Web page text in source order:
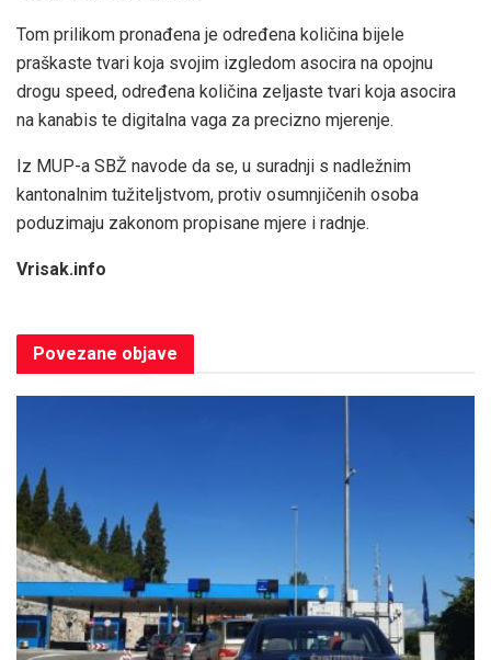
Tom prilikom pronađena je određena količina bijele
praškaste tvari koja svojim izgledom asocira na opojnu
drogu speed, određena količina zeljaste tvari koja asocira
na kanabis te digitalna vaga za precizno mjerenje.
Iz MUP-a SBŽ navode da se, u suradnji s nadležnim
kantonalnim tužiteljstvom, protiv osumnjičenih osoba
poduzimaju zakonom propisane mjere i radnje.
Vrisak.info
Povezane objave